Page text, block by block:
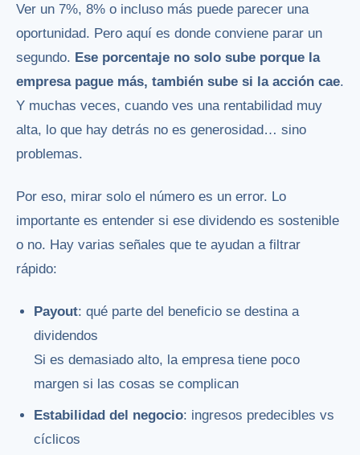
Ver un 7%, 8% o incluso más puede parecer una
oportunidad. Pero aquí es donde conviene parar un
segundo. Ese porcentaje no solo sube porque la
empresa pague más, también sube si la acción cae.
Y muchas veces, cuando ves una rentabilidad muy
alta, lo que hay detrás no es generosidad… sino
problemas.
Por eso, mirar solo el número es un error. Lo
importante es entender si ese dividendo es sostenible
o no. Hay varias señales que te ayudan a filtrar
rápido:
Payout: qué parte del beneficio se destina a
dividendos
Si es demasiado alto, la empresa tiene poco
margen si las cosas se complican
Estabilidad del negocio: ingresos predecibles vs
cíclicos